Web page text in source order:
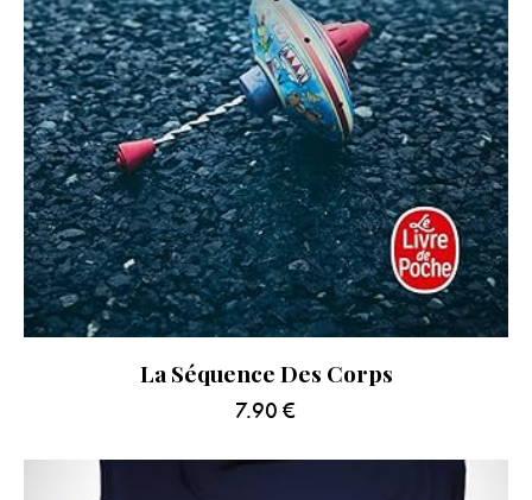
La Séquence Des Corps
7.90 €